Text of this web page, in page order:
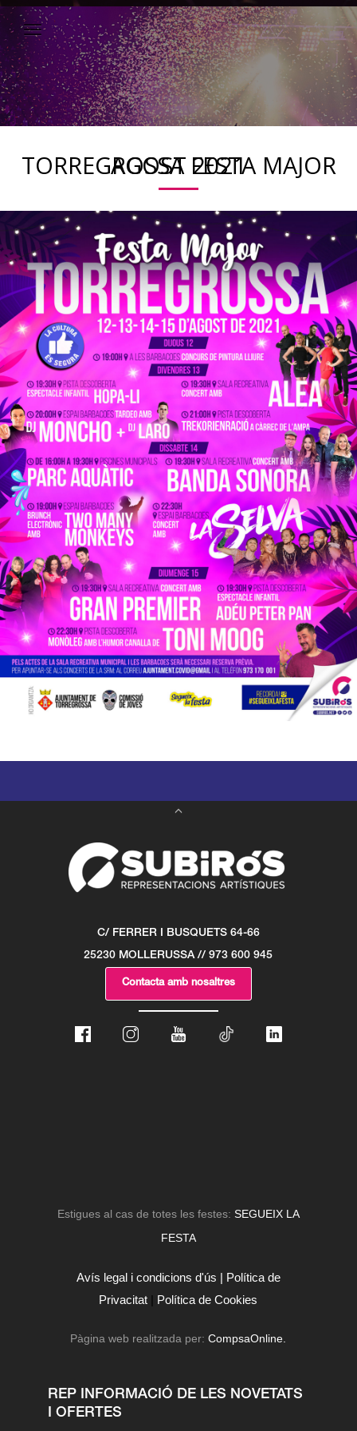
TORREGROSSA FESTA MAJOR AGOST 2021
C/ FERRER I BUSQUETS 64-66
25230 MOLLERUSSA // 973 600 945
Contacta amb nosaltres
Estigues al cas de totes les festes: SEGUEIX LA
FESTA
Avís legal i condicions d'ús | Política de
Privacitat | Política de Cookies
Pàgina web realitzada per:CompsaOnline.
REP INFORMACIÓ DE LES NOVETATS
I OFERTES